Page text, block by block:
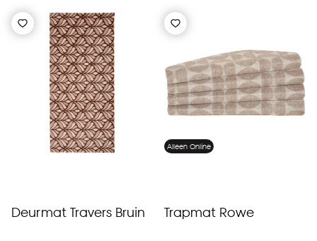
Deurmat Travers Bruin
Alleen Online
Trapmat Rowe